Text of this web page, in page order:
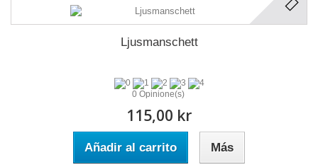
Ljusmanschett
0 Opinione(s)
115,00 kr
Añadir al carrito Más